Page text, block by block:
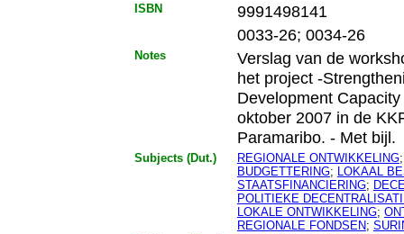
ISBN
9991498141
0033-26; 0034-26
Notes
Verslag van de
het project -
Development
oktober 2007 in de
Paramaribo. - Met bijl.
Subjects (Dut.) REGIONALE ONTWIKKELING
BUDGETTERING;
LOKAAL
STAATSFINANCIERING;
POLITIEKE
LOKALE ONTWIKKELING;
REGIONALE FONDSEN;